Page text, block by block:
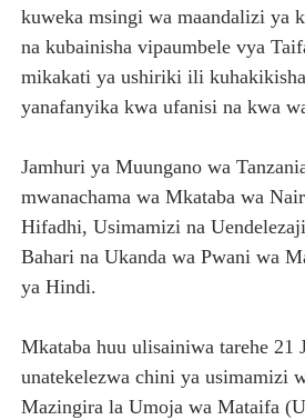
kuweka msingi wa maandalizi ya
na kubainisha vipaumbele vya
mikakati ya ushiriki ili
yanafanyika kwa ufanisi na kwa
Jamhuri ya Muungano wa
mwanachama wa Mkataba wa
Hifadhi, Usimamizi na
Bahari na Ukanda wa Pwani wa
ya Hindi.
Mkataba huu ulisainiwa tarehe 21
unatekelezwa chini ya usimamizi
Mazingira la Umoja wa Mataifa